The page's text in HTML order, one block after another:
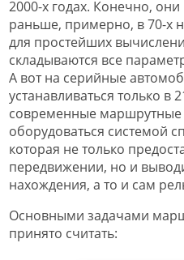
2000-х годах. Конечно,
раньше, примерно, в 70-х
для простейших
складываются все
А вот на серийные
устанавливаться только в
современные маршрутные
оборудоваться системой
которая не только
передвижении, но и
нахождения, а то и сам
Основными задачами
принято считать: